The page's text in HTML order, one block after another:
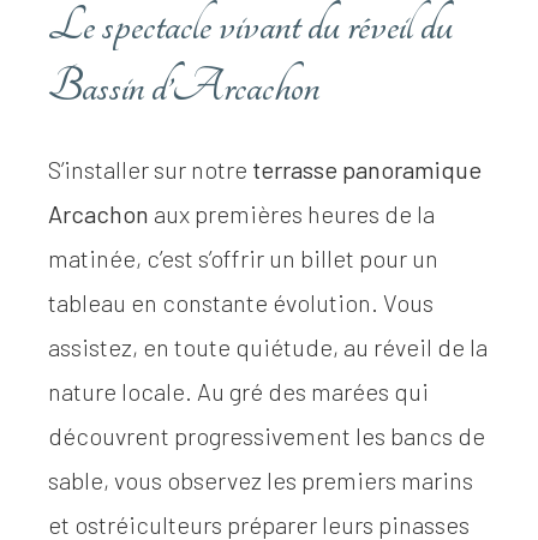
Le spectacle vivant du réveil du
Bassin d’Arcachon
S’installer sur notre terrasse panoramique
Arcachon aux premières heures de la
matinée, c’est s’offrir un billet pour un
tableau en constante évolution. Vous
assistez, en toute quiétude, au réveil de la
nature locale. Au gré des marées qui
découvrent progressivement les bancs de
sable, vous observez les premiers marins
et ostréiculteurs préparer leurs pinasses